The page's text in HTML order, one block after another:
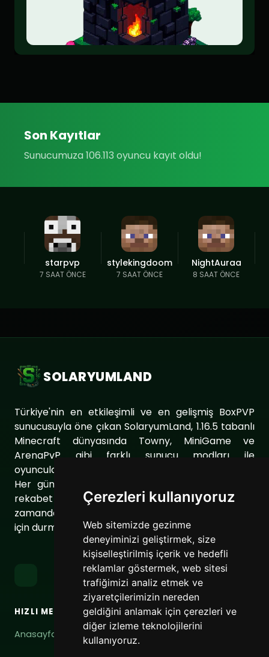
Çerezleri kullanıyoruz
Web sitemizde gezinme
deneyiminizi geliştirmek, size
kişiselleştirilmiş içerik ve hedefli
reklamlar göstermek, web sitesi
trafiğimizi analiz etmek ve
ziyaretçilerimizin nereden
geldiğini anlamak için çerezleri ve
diğer izleme teknolojilerini
kullanıyoruz.
Son Kayıtlar
Sunucumuza 106.113 oyuncu kayıt oldu!
starpvp
7 SAAT ÖNCE
stylekingdoom
7 SAAT ÖNCE
NightAuraa
8 SAAT ÖNCE
SOLARYUMLAND
Türkiye'nin en etkileşimli ve en gelişmiş BoxPVP
sunucusuyla öne çıkan SolaryumLand, 1.16.5 tabanlı
Minecraft dünyasında Towny, MiniGame ve
ArenaPvP gibi farklı sunucu modları ile
oyuncularımıza eşsiz bir oyun deneyimi sunuyor.
Her gün sunucumuzu geliştirerek oyuncularımıza
rekabet dolu ve keyifli bir ortam sağlıyoruz. Aynı
zamanda topluluğumuzu daha da güçlendirmek
için durmaksızın çalışıyoruz.
HIZLI MENÜ
Anasayfa
BAĞLANTILAR
Hizmet Şartları